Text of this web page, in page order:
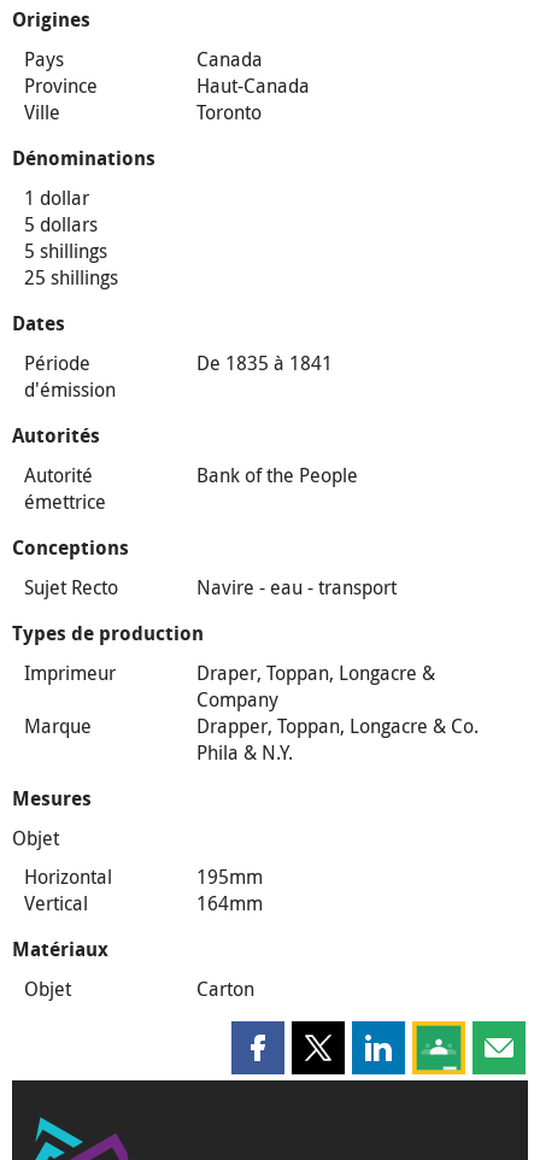
Origines
Pays
Canada
Province
Haut-Canada
Ville
Toronto
Dénominations
1 dollar
5 dollars
5 shillings
25 shillings
Dates
Période
d'émission
De 1835 à 1841
Autorités
Autorité
émettrice
Bank of the People
Conceptions
Sujet Recto Navire - eau - transport
Types de production
Imprimeur
Draper, Toppan, Longacre &
Company
Marque
Drapper, Toppan, Longacre & Co.
Phila & N.Y.
Mesures
Objet
Horizontal
195mm
Vertical
164mm
Matériaux
Objet Carton
Partager cette page sur
Partager cette page sur X
Partager cette
Partagez